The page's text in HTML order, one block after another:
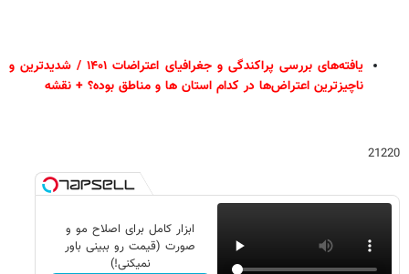
یافته‌های بررسی پراکندگی و جغرافیای اعتراضات ۱۴۰۱ / شدیدترین و
ناچیزترین اعتراض‌ها در کدام استان ها و مناطق بوده؟ + نقشه
21220
ابزار کامل برای اصلاح مو و
صورت (قیمت رو ببینی باور
نمیکنی!)